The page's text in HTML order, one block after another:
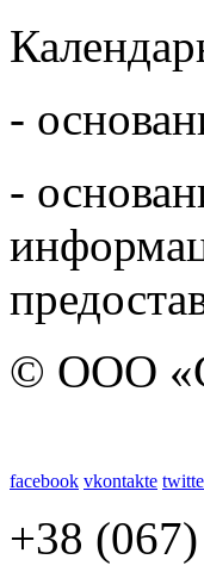
-
-
© ООО
facebook vkontakte
+38